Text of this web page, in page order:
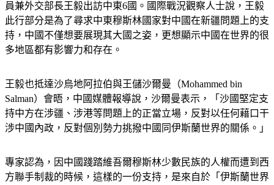
期抗衡美國和西方的影響力。繼中俄桂林會談後，中國國務委
員兼外交部長王毅出訪中東6國。國際戰況觀察人士說，王毅
此行部分是為了尋求中東穆斯林國家對中國在新疆問題上的支
持，中國不僅想要展現其大國之姿，更想顯示中國在世界的很
王毅也抵達沙烏地阿拉伯與王儲沙爾曼（Mohammed bin
Salman）會晤，中國媒體報導說，沙爾曼表示，「沙國堅定支
持中方在涉疆、涉港等問題上的正當立場，反對以任何藉口干
專家認為，因中國踐踏維吾爾穆斯林少數民族的人權而遭到西